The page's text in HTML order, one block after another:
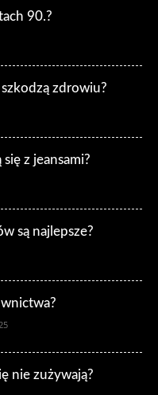
90.?
zdrowiu?
z jeansami?
są najlepsze?
nie zużywają?